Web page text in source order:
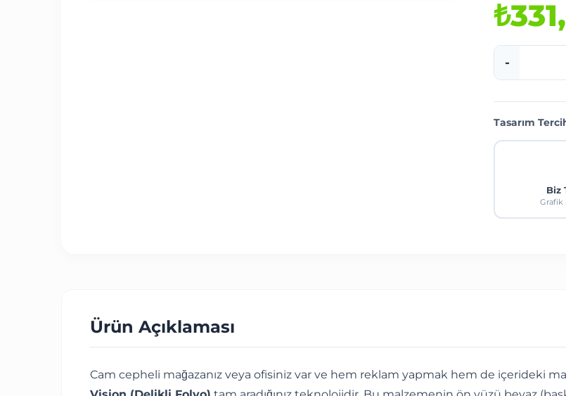
-
Tasarım
Biz
Grafik
Ürün Açıklaması
Cam cepheli mağazanız veya ofisiniz var ve hem reklam yapmak hem de içerideki